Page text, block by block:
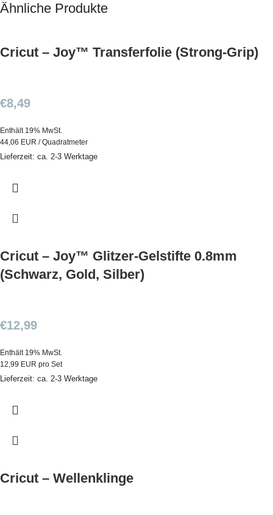
Ähnliche Produkte
Cricut – Joy™ Transferfolie (Strong-Grip)
€8,49
Enthält 19% MwSt.
44,06 EUR / Quadratmeter
Lieferzeit: ca. 2-3 Werktage
Cricut – Joy™ Glitzer-Gelstifte 0.8mm
(Schwarz, Gold, Silber)
€12,99
Enthält 19% MwSt.
12,99 EUR pro Set
Lieferzeit: ca. 2-3 Werktage
Cricut – Wellenklinge